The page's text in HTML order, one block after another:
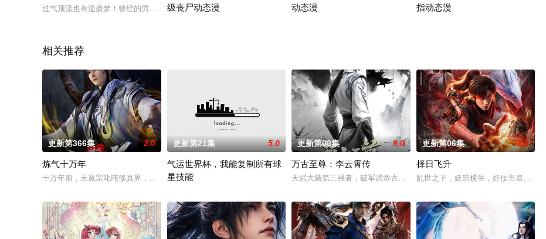
过气顶流也有逆袭梦！曾经的男神猪猪爆竟沦落到以送外卖为生？！一次偶然之下，他获得了担任电影男主的机会，但这个剧组
级丧尸动态漫
动态漫
指动态漫
相关推荐
更新第366集 2.0
炼气十万年
十万年前，天岚宗叱咤修真界，宗内弟子皆是天骄，所向披靡。唯独开山弟子徐阳一直是炼气期，为突破修为早日飞升，徐阳闭
更新第21集 5.0
气运世界杯，我能复制所有球
星技能
更新第08集 9.0
万古至尊：李云霄传
天武大陆第三强者，破军武帝古飞扬被世界规则所限，修为困在九天武帝
更新第06集 6.0
择日飞升
乱世之下，妖祟横生，奸佞当道。又